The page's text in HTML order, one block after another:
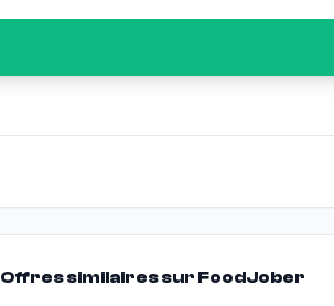
Offres similaires sur FoodJober